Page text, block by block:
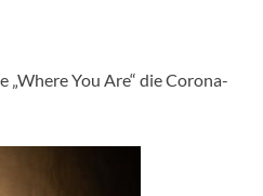
„Where You Are“ die Corona-